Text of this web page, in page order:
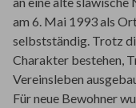
am 6. Mai 1993 als
selbstständig. Trotz
Charakter bestehen,
Vereinsleben
Für neue Bewohner